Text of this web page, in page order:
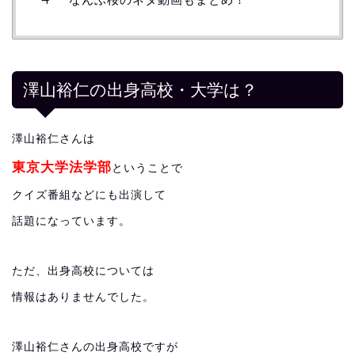
澤山裕仁の出身高校・大学は？
澤山裕仁さんは
東京大学法学部 ということで
クイズ番組などにも出演して
話題になっています。
ただ、出身高校については
情報はありませんでした。
澤山裕仁さんの出身高校ですが